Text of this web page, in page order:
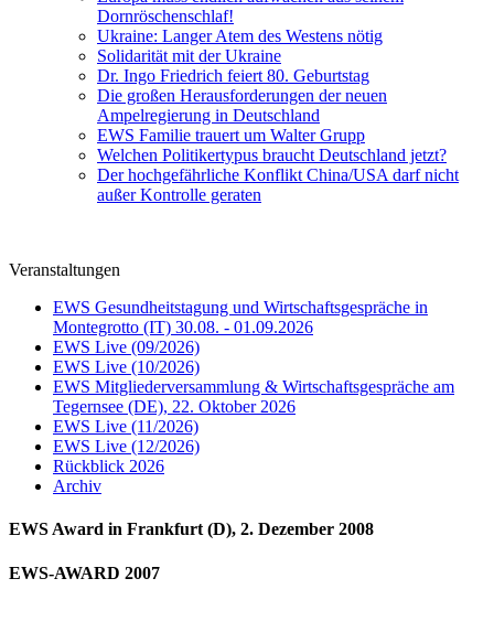
Dornröschenschlaf!
Ukraine: Langer Atem des Westens nötig
Solidarität mit der Ukraine
Dr. Ingo Friedrich feiert 80. Geburtstag
Die großen Herausforderungen der neuen
Ampelregierung in Deutschland
EWS Familie trauert um Walter Grupp
Welchen Politikertypus braucht Deutschland jetzt?
Der hochgefährliche Konflikt China/USA darf nicht
außer Kontrolle geraten
Veranstaltungen
EWS Gesundheitstagung und Wirtschaftsgespräche in
Montegrotto (IT) 30.08. - 01.09.2026
EWS Live (09/2026)
EWS Live (10/2026)
EWS Mitgliederversammlung & Wirtschaftsgespräche am
Tegernsee (DE), 22. Oktober 2026
EWS Live (11/2026)
EWS Live (12/2026)
Rückblick 2026
Archiv
EWS Award in Frankfurt (D), 2. Dezember 2008
EWS-AWARD 2007